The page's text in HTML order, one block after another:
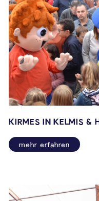
KIRMES IN KELMIS &
mehr erfahren